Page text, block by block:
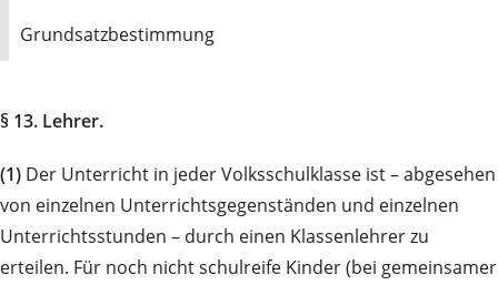
Grundsatzbestimmung
§ 13. Lehrer.
(1) Der Unterricht in jeder Volksschulklasse ist – abgesehen
von einzelnen Unterrichtsgegenständen und einzelnen
Unterrichtsstunden – durch einen Klassenlehrer zu
erteilen. Für noch nicht schulreife Kinder (bei gemeinsamer